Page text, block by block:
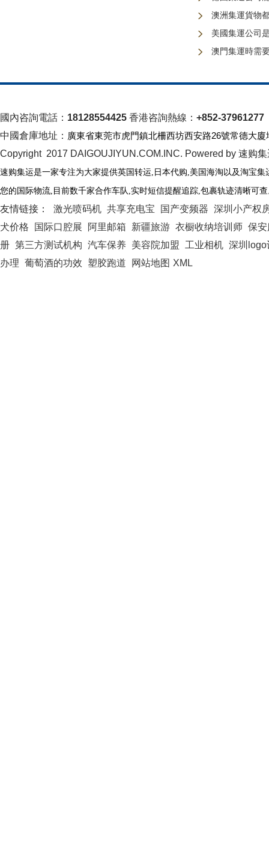
澳洲集運貨物
美國集運公司
澳門集運時需
國內咨詢電話： 18128554425 香港咨詢熱線： +852-37961277
中國倉庫地址： 廣東省東莞市虎門鎮北柵西坊西安路26號常德大
Copyright 2017 DAIGOUJIYUN.COM.INC. Powered by 速购
速购集运是一家专注为大家提供英国转运,日本代购,美国海淘以及淘宝集
您的国际物流, 目前数千家合作车队,实时短信提醒追踪,包裹轨迹清晰可
友情链接： 激光喷码机 共享充电宝 国产变频器 深圳小产权
犬价格
国际口腔展 阿里邮箱 新疆旅游 衣橱收纳培训师 保
册 第三方测试机构 汽车保养 美容院加盟 工业相机 深圳logo
办理 葡萄酒的功效 塑胶跑道 网站地图 XML